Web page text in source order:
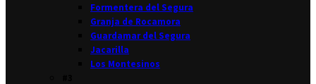
Formentera del Segura
Granja de Rocamora
Guardamar del Segura
Jacarilla
Los Montesinos